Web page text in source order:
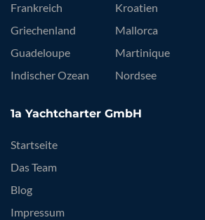
Frankreich
Griechenland
Guadeloupe
Indischer Ozean
Kroatien
Mallorca
Martinique
Nordsee
1a Yachtcharter GmbH
Startseite
Das Team
Blog
Impressum